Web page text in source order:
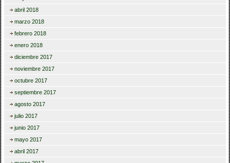
abril 2018
marzo 2018
febrero 2018
enero 2018
diciembre 2017
noviembre 2017
octubre 2017
septiembre 2017
agosto 2017
julio 2017
junio 2017
mayo 2017
abril 2017